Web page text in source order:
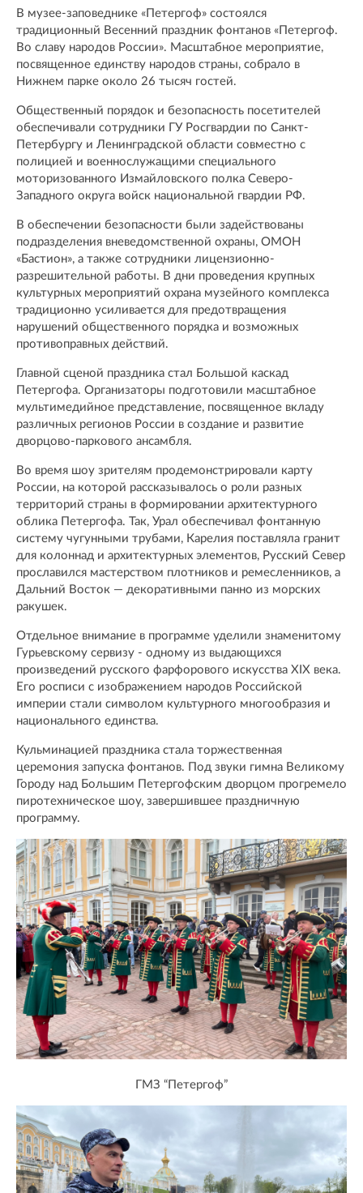
В музее-заповеднике «Петергоф» состоялся
традиционный Весенний праздник фонтанов «Петергоф.
Во славу народов России». Масштабное мероприятие,
посвященное единству народов страны, собрало в
Нижнем парке около 26 тысяч гостей.
Общественный порядок и безопасность посетителей
обеспечивали сотрудники ГУ Росгвардии по Санкт-
Петербургу и Ленинградской области совместно с
полицией и военнослужащими специального
моторизованного Измайловского полка Северо-
Западного округа войск национальной гвардии РФ.
В обеспечении безопасности были задействованы
подразделения вневедомственной охраны, ОМОН
«Бастион», а также сотрудники лицензионно-
разрешительной работы. В дни проведения крупных
культурных мероприятий охрана музейного комплекса
традиционно усиливается для предотвращения
нарушений общественного порядка и возможных
противоправных действий.
Главной сценой праздника стал Большой каскад
Петергофа. Организаторы подготовили масштабное
мультимедийное представление, посвященное вкладу
различных регионов России в создание и развитие
дворцово-паркового ансамбля.
Во время шоу зрителям продемонстрировали карту
России, на которой рассказывалось о роли разных
территорий страны в формировании архитектурного
облика Петергофа. Так, Урал обеспечивал фонтанную
систему чугунными трубами, Карелия поставляла гранит
для колоннад и архитектурных элементов, Русский Север
прославился мастерством плотников и ремесленников, а
Дальний Восток — декоративными панно из морских
ракушек.
Отдельное внимание в программе уделили знаменитому
Гурьевскому сервизу - одному из выдающихся
произведений русского фарфорового искусства XIX века.
Его росписи с изображением народов Российской
империи стали символом культурного многообразия и
национального единства.
Кульминацией праздника стала торжественная
церемония запуска фонтанов. Под звуки гимна Великому
Городу над Большим Петергофским дворцом прогремело
пиротехническое шоу, завершившее праздничную
программу.
ГМЗ “Петергоф”